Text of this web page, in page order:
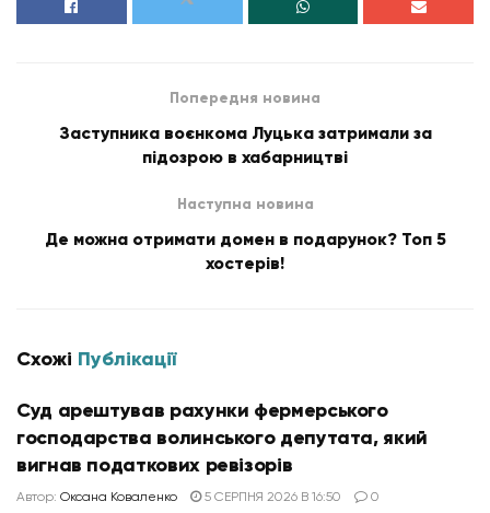
Попередня новина
Заступника воєнкома Луцька затримали за
підозрою в хабарництві
Наступна новина
Де можна отримати домен в подарунок? Топ 5
хостерів!
Схожі Публікації
Суд арештував рахунки фермерського
господарства волинського депутата, який
вигнав податкових ревізорів
Автор: Оксана Коваленко 5 СЕРПНЯ 2026 В 16:50 0